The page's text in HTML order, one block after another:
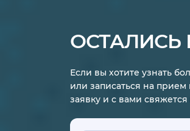
Если вы хотите узнать
или записаться на прием
заявку и с вами